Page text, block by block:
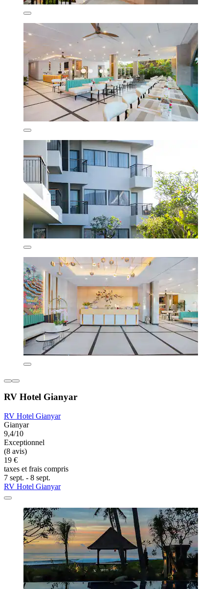
RV Hotel Gianyar
RV Hotel Gianyar
Gianyar
9,4/10
Exceptionnel
(8 avis)
19 €
taxes et frais compris
7 sept. - 8 sept.
RV Hotel Gianyar